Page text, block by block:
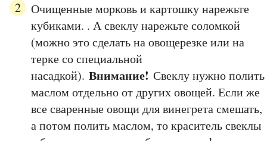
Очищенные морковь и картошку нарежьте
кубиками. . А свеклу нарежьте соломкой
(можно это сделать на овощерезке или на
терке со специальной
насадкой). Внимание! Свеклу нужно полить
маслом отдельно от других овощей. Если же
все сваренные овощи для винегрета смешать,
а потом полить маслом, то краситель свеклы